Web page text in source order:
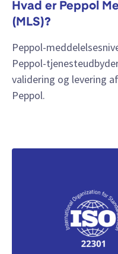
Hvad er Peppol
(MLS)?
Peppol-
Peppol-
validering og levering
Peppol.